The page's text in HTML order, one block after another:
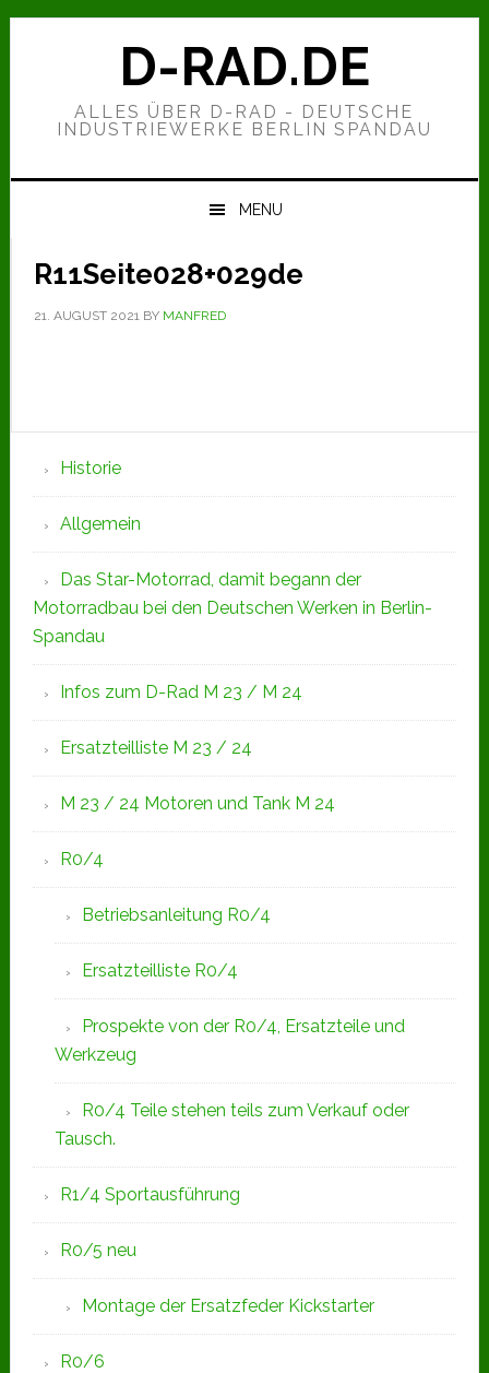
Zur
Hauptnavigation
Zum
Zur
D-RAD.DE
ALLES ÜBER D-RAD - DEUTSCHE
INDUSTRIEWERKE BERLIN SPANDAU
MENU
R11Seite028+029de
21. AUGUST 2021BY MANFRED
Seitenspalte
Historie
Allgemein
Das Star-Motorrad, damit begann der
Motorradbau bei den Deutschen Werken in Berlin-
Spandau
Infos zum D-Rad M 23 / M 24
Ersatzteilliste M 23 / 24
M 23 / 24 Motoren und Tank M 24
R0/4
Betriebsanleitung R0/4
Ersatzteilliste R0/4
Prospekte von der R0/4, Ersatzteile und
Werkzeug
R0/4 Teile stehen teils zum Verkauf oder
Tausch.
R1/4 Sportausführung
R0/5 neu
Montage der Ersatzfeder Kickstarter
R0/6